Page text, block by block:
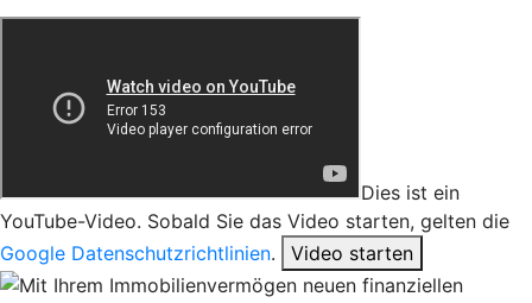
Dies ist ein
YouTube-Video. Sobald Sie das Video starten, gelten die
Google Datenschutzrichtlinien. Video starten